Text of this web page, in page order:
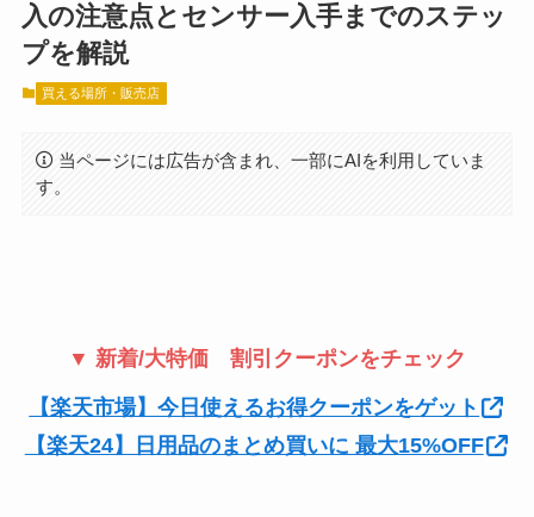
入の注意点とセンサー入手までのステッ
プを解説
買える場所・販売店
当ページには広告が含まれ、一部にAIを利用していま
す。
▼ 新着/大特価 割引クーポンをチェック
【楽天市場】今日使えるお得クーポンをゲット
【楽天24】日用品のまとめ買いに 最大15%OFF